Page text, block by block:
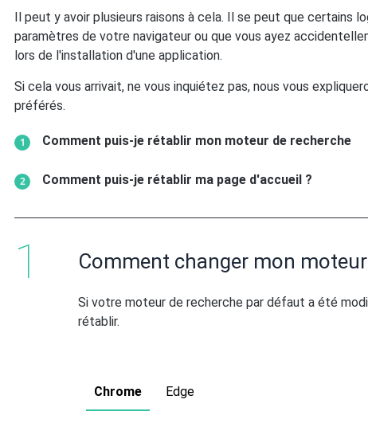
Il peut y avoir plusieurs raisons à cela. Il se peut que certains
paramètres de votre navigateur ou que vous ayez
lors de l'installation d'une application.
Si cela vous arrivait, ne vous inquiétez pas, nous vous
préférés.
Comment puis-je rétablir mon moteur de recherche
Comment puis-je rétablir ma page d'accueil ?
Comment changer mon
Si votre moteur de recherche par défaut a été
rétablir.
Chrome Edge